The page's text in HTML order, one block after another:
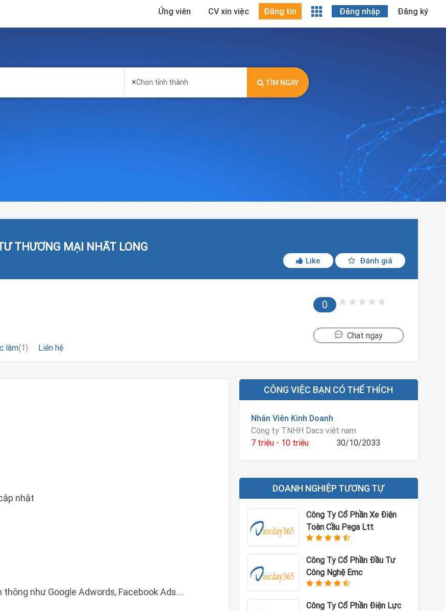
Ứng viên CV xin việc Đăng tin Đăng nhập Đăng ký
×Chọn tỉnh thành TÌM NGAY
THƯƠNG MẠI NHẤT LONG
Like Đánh giá
0
Chat ngay
làm(1) Liên hệ
nhật
như Google Adwords, Facebook Ads....
CÔNG VIỆC BẠN CÓ THỂ THÍCH
Nhân Viên Kinh Doanh
Công ty TNHH Dacs việt nam
7 triệu - 10 triệu
30/10/2033
DOANH NGHIỆP TƯƠNG TỰ
Công Ty Cổ Phần Xe Điện
Toàn Cầu Pega Ltt
Công Ty Cổ Phần Đầu Tư
Công Nghệ Emc
Công Ty Cổ Phần Điện Lực